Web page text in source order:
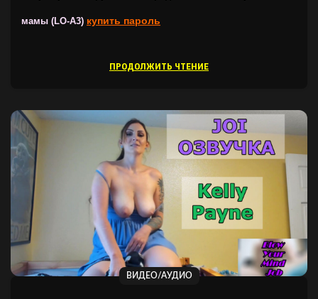
мамы (LO-A3) купить пароль
ПРОДОЛЖИТЬ ЧТЕНИЕ
ВИДЕО/АУДИО